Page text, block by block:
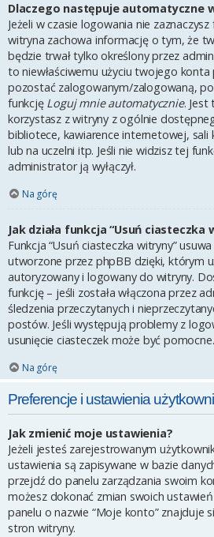
Dlaczego następuje automatyczne
Jeżeli w czasie logowania nie
witryna zachowa informację o tym, że
będzie trwał tylko określony przez
to niewłaściwemu użyciu twojego
pozostać zalogowanym/zalogowaną,
funkcję Loguj mnie automatycznie. Jest
korzystasz z witryny z ogólnie
bibliotece, kawiarence internetowej,
lub na uczelni itp. Jeśli nie widzisz tej
administrator ją wyłączył.
Na górę
Jak działa funkcja “Usuń ciasteczka
Funkcja “Usuń ciasteczka witryny”
utworzone przez phpBB dzięki, którym
autoryzowany i logowany do witryny.
funkcję – jeśli została włączona przez
śledzenia przeczytanych i
postów. Jeśli występują problemy z
usunięcie ciasteczek może być pomocne.
Na górę
Preferencje i ustawienia
Jak zmienić moje ustawienia?
Jeżeli jesteś zarejestrowanym
ustawienia są zapisywane w bazie
przejdź do panelu zarządzania swoim
możesz dokonać zmian swoich
panelu o nazwie “Moje konto” znajduje
stron witryny.